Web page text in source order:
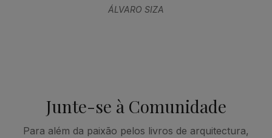
ÁLVARO SIZA
Junte-se à Comunidade
Para além da paixão pelos livros de arquitectura,